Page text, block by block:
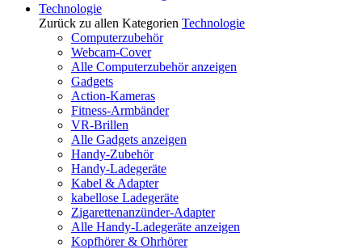
Technologie
Zurück zu allen Kategorien Technologie
Computerzubehör
Webcam-Cover
Alle Computerzubehör anzeigen
Gadgets
Action-Kameras
Fitness-Armbänder
VR-Brillen
Alle Gadgets anzeigen
Handy-Zubehör
Handy-Ladegeräte
Kabel & Adapter
kabellose Ladegeräte
Zigarettenanzünder-Adapter
Alle Handy-Ladegeräte anzeigen
Kopfhörer & Ohrhörer